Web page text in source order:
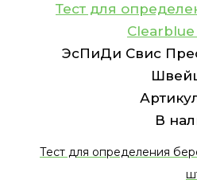
Тест для
Clearblue
ЭсПиДи Свис
В
Тест для определения